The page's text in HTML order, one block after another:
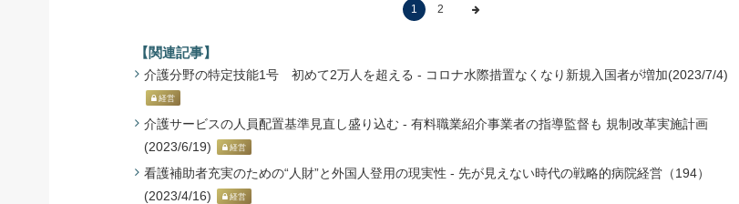
1 2
【関連記事】
介護分野の特定技能1号 初めて2万人を超える - コロナ水際措置なくなり新規入国者が増加(2023/7/4)
経営
介護サービスの人員配置基準見直し盛り込む - 有料職業紹介事業者の指導監督も 規制改革実施計画
(2023/6/19)
経営
看護補助者充実のための“人財”と外国人登用の現実性 - 先が見えない時代の戦略的病院経営（194）
(2023/4/16)
経営